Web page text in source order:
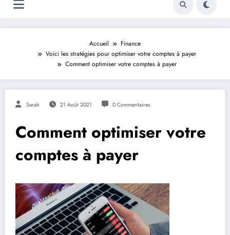
Accueil
Finance
Voici les stratégies pour optimiser votre comptes à payer
Comment optimiser votre comptes à payer
Sarah 21 Août 2021 0 Commentaires
Comment optimiser votre
comptes à payer